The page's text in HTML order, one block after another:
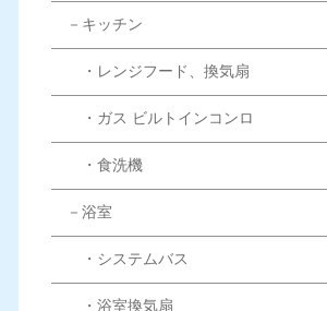
－キッチン
・レンジフード、換気扇
・ガス ビルトインコンロ
・食洗機
－浴室
・システムバス
・浴室換気扇